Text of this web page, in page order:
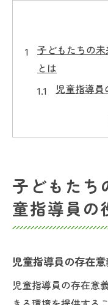
子どもたちの
とは
児童指導
子どもた
児童指導員
心のケアと
江東区大島で
地域の特性
放課後等デ
子どもたち
童指導員の
児童指導員の存在
児童指導員の存在意